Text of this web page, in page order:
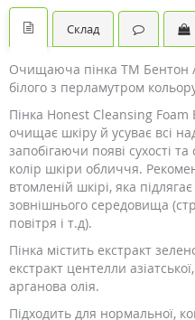
Склад
Очищаюча пінка ТМ Бентон
білого з перламутром
Пінка Honest Cleansing
очищає шкіру й усуває всі
запобігаючи появі сухості
колір шкіри обличчя.
втомленій шкірі, яка
зовнішнього середовища
повітря і т.д).
Пінка містить екстракт
екстракт центелли
арганова олія.
Підходить для нормальної,